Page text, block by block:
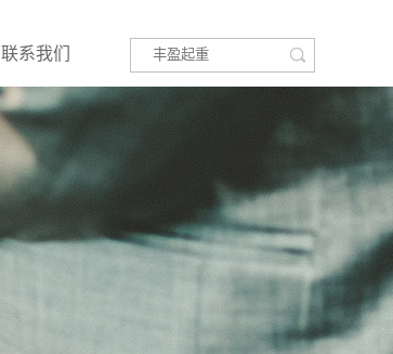
联系我们